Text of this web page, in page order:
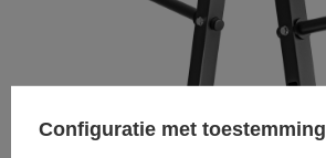
Configuratie met toestemming